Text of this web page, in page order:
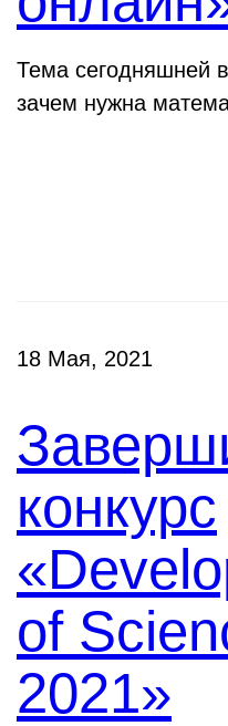
Тема сегодняшней
зачем нужна
18 Мая, 2021
конкурс
of
2021»